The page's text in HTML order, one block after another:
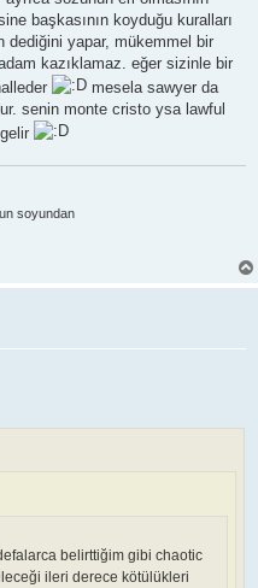
başkasının koyduğu kuralları
dediğini yapar, mükemmel bir
kazıklamaz. eğer sizinle bir
mesela sawyer da
senin monte cristo ysa lawful
soyundan
belirttiğim gibi chaotic
ileri derece kötülükleri